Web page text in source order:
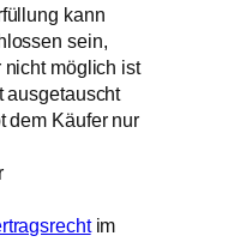
kann
sein,
möglich ist
ausgetauscht
dem Käufer nur
im